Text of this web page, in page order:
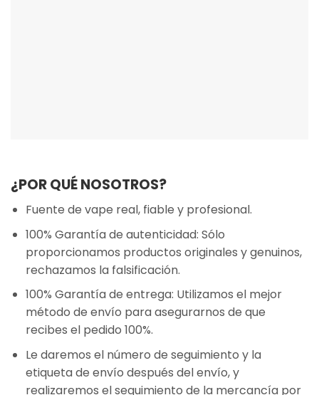
¿POR QUÉ NOSOTROS?
Fuente de vape real, fiable y profesional.
100% Garantía de autenticidad: Sólo
proporcionamos productos originales y genuinos,
rechazamos la falsificación.
100% Garantía de entrega: Utilizamos el mejor
método de envío para asegurarnos de que
recibes el pedido 100%.
Le daremos el número de seguimiento y la
etiqueta de envío después del envío, y
realizaremos el seguimiento de la mercancía por